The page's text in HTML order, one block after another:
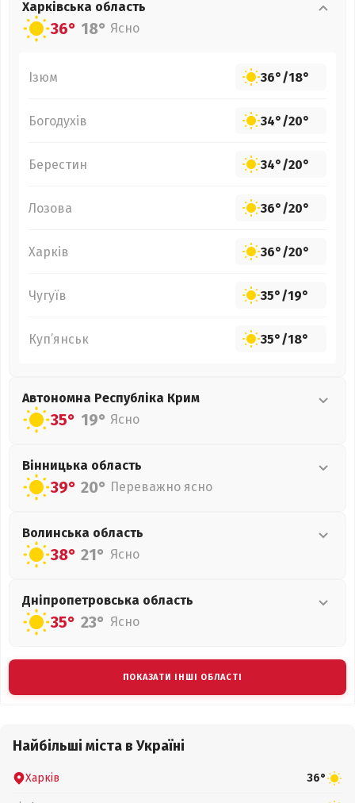
Харківська область
36° 18° Ясно
Ізюм 36°/18°
Богодухів 34°/20°
Берестин 34°/20°
Лозова 36°/20°
Харків 36°/20°
Чугуїв 35°/19°
Куп’янськ 35°/18°
Автономна Республіка Крим
35° 19° Ясно
Вінницька область
39° 20° Переважно ясно
Волинська область
38° 21° Ясно
Дніпропетровська область
35° 23° Ясно
ПОКАЗАТИ ІНШІ ОБЛАСТІ
Найбільші міста в Україні
Харків 36°